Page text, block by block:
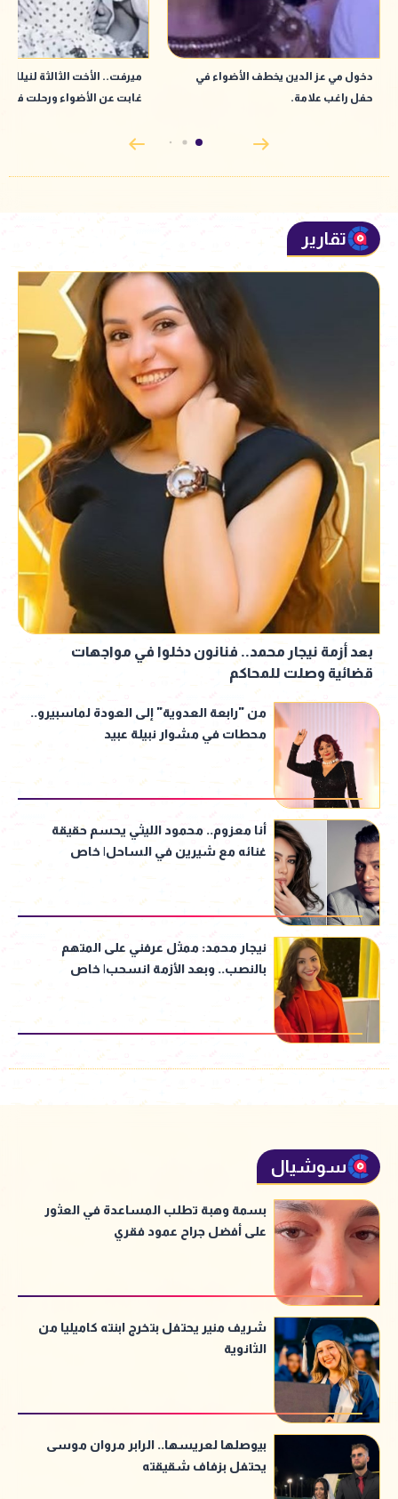
دخول مي عز الدين يخطف الأضواء في
حفل راغب علامة.
ميرفت.. الأخت الثالثة لنيللي
غابت عن الأضواء ورحلت
تقارير
بعد أزمة نيجار محمد.. فنانون دخلوا في مواجهات
قضائية وصلت للمحاكم
من "رابعة العدوية" إلى العودة لماسبيرو..
محطات في مشوار نبيلة عبيد
أنا معزوم.. محمود الليثي يحسم حقيقة
غنائه مع شيرين في الساحل| خاص
نيجار محمد: ممثل عرفني على المتهم
بالنصب.. وبعد الأزمة انسحب| خاص
سوشيال
بسمة وهبة تطلب المساعدة في العثور
على أفضل جراح عمود فقري
شريف منير يحتفل بتخرج ابنته كاميليا من
الثانوية
بيوصلها لعريسها.. الرابر مروان موسى
يحتفل بزفاف شقيقته